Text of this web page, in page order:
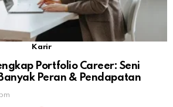
Karir
Portfolio Career: Seni
Peran & Pendapatan